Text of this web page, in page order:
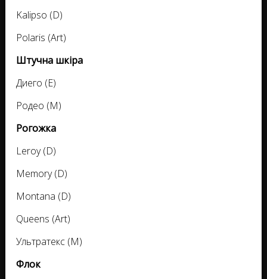
Kalipso (D)
Polaris (Art)
Штучна шкіра
Диего (E)
Родео (M)
Рогожка
Leroy (D)
Memory (D)
Montana (D)
Queens (Art)
Ультратекс (M)
Флок